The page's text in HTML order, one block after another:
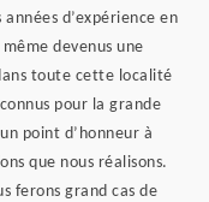
d’expérience en
devenus une
toute cette localité
pour la grande
point d’honneur à
que nous réalisons.
ferons grand cas de